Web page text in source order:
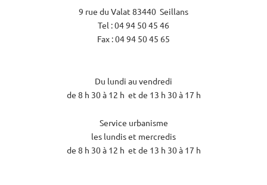
9 rue du Valat 83440 Seillans
Tel : 04 94 50 45 46
Fax : 04 94 50 45 65
Du lundi au vendredi
de 8 h 30 à 12 h et de 13 h 30 à 17 h
Service urbanisme
les lundis et mercredis
de 8 h 30 à 12 h et de 13 h 30 à 17 h